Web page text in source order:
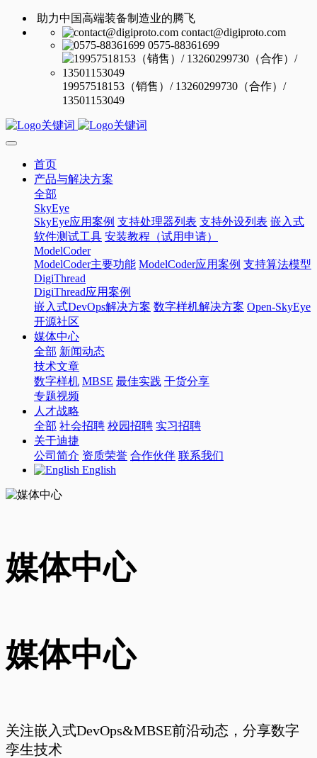
助力中国高端装备制造业的腾飞
contact@digiproto.com
0575-88361699
19957518153（销售）/ 13260299730（合作）/
13501153049
首页
产品与解决方案
全部
SkyEye
SkyEye应用案例 支持处理器列表 支持外设列表 嵌入式
软件测试工具 安装教程（试用申请）
ModelCoder
ModelCoder主要功能 ModelCoder应用案例 支持算法模型
DigiThread
DigiThread应用案例
嵌入式DevOps解决方案 数字样机解决方案 Open-SkyEye
开源社区
媒体中心
全部 新闻动态
技术文章
数字样机 MBSE 最佳实践 干货分享
专题视频
人才战略
全部 社会招聘 校园招聘 实习招聘
关于迪捷
公司简介 资质荣誉 合作伙伴 联系我们
English
媒体中心
媒体中心
关注嵌入式DevOps&MBSE前沿动态，分享数字
孪生技术